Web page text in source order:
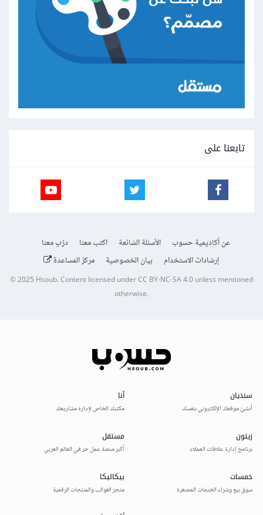
تابعنا على
عن أكاديمية حسوب الأسئلة الشائعة اكتب معنا
درّب معنا
إرشادات الاستخدام
بيان الخصوصية مركز المساعدة
© 2025Hsoub.Content licensed underCC BY-NC-SA 4.0unless mentioned
otherwise.